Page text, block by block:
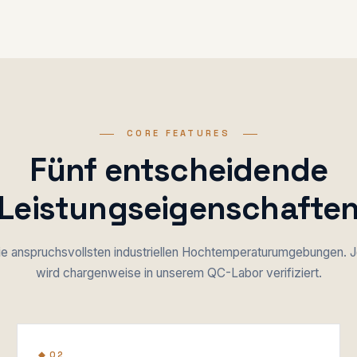
CORE FEATURES
Fünf entscheidende
Leistungseigenschaften
anspruchsvollsten industriellen Hochtemperaturumgebungen.
wird chargenweise in unserem QC-Labor verifiziert.
◆ 02